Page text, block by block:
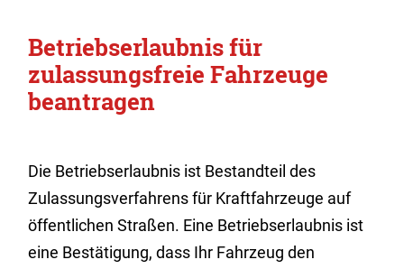
Betriebserlaubnis für
zulassungsfreie Fahrzeuge
beantragen
Die Betriebserlaubnis ist Bestandteil des
Zulassungsverfahrens für Kraftfahrzeuge auf
öffentlichen Straßen. Eine Betriebserlaubnis ist
eine Bestätigung, dass Ihr Fahrzeug den